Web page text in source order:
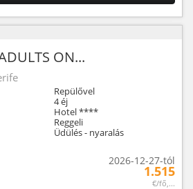
ON...
Repülővel
4 éj
Hotel ****
Reggeli
Üdülés - nyaralás
2026-12-27-tól
1.515
€/fő,...